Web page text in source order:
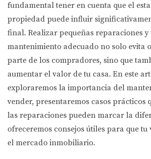
fundamental tener en cuenta que el
propiedad puede influir
final. Realizar pequeñas reparaciones y
mantenimiento adecuado no solo evita
parte de los compradores, sino que
aumentar el valor de tu casa. En este
exploraremos la importancia del
vender, presentaremos casos prácticos
las reparaciones pueden marcar la
ofreceremos consejos útiles para que
el mercado inmobiliario.